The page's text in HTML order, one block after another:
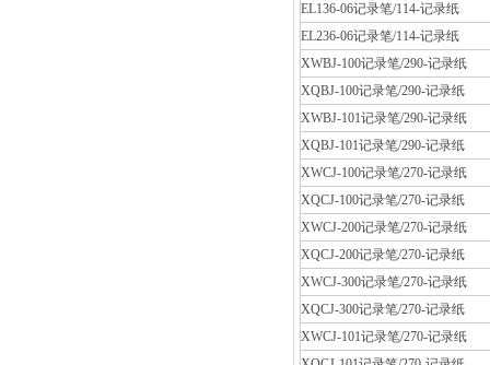
EL136-06记录笔/114-记录纸
EL236-06记录笔/114-记录纸
XWBJ-100记录笔/290-记录纸
XQBJ-100记录笔/290-记录纸
XWBJ-101记录笔/290-记录纸
XQBJ-101记录笔/290-记录纸
XWCJ-100记录笔/270-记录纸
XQCJ-100记录笔/270-记录纸
XWCJ-200记录笔/270-记录纸
XQCJ-200记录笔/270-记录纸
XWCJ-300记录笔/270-记录纸
XQCJ-300记录笔/270-记录纸
XWCJ-101记录笔/270-记录纸